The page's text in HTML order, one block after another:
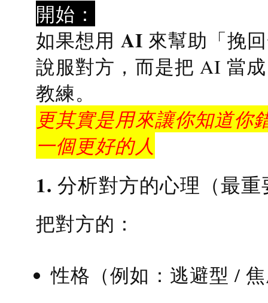
開始：
如果想用 AI 來幫助「挽
說服對方，而是把 AI 當
教練。
更其實是用來讓你知道你
一個更好的人
1. 分析對方的心理（最
把對方的：
性格（例如：逃避型 /